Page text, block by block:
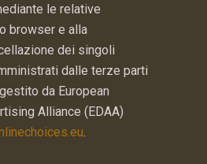
le relative
browser e alla
dei singoli
dalle terze parti
da European
Alliance (EDAA)